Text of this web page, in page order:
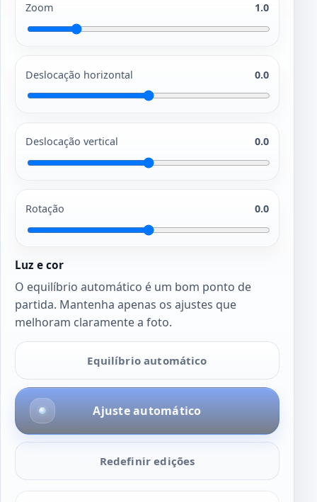
Zoom 1.0
Deslocação horizontal 0.0
Deslocação vertical 0.0
Rotação 0.0
Luz e cor
O equilíbrio automático é um bom ponto de
partida. Mantenha apenas os ajustes que
melhoram claramente a foto.
Equilíbrio automático
Ajuste automático
Redefinir edições